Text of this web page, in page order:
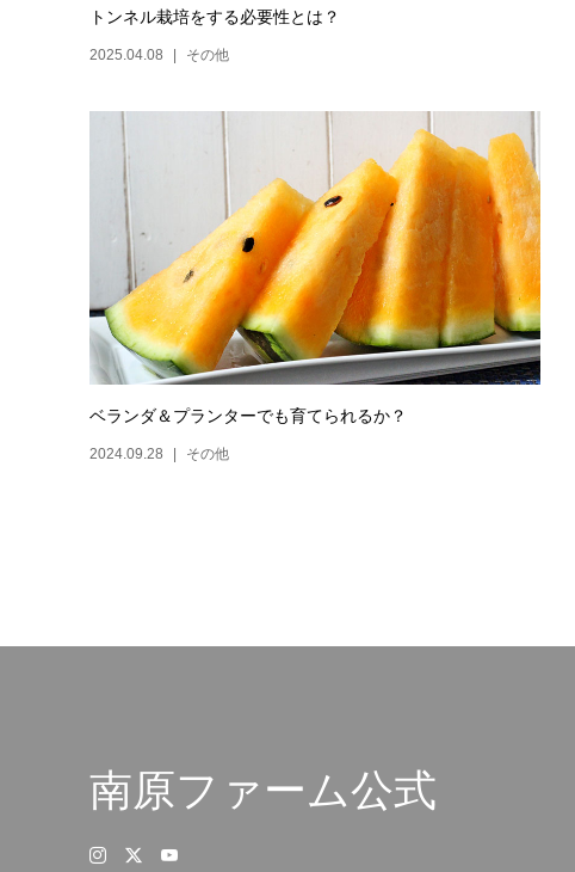
トンネル栽培をする必要性とは？
2025.04.08 その他
ベランダ＆プランターでも育てられるか？
2024.09.28 その他
南原ファーム公式